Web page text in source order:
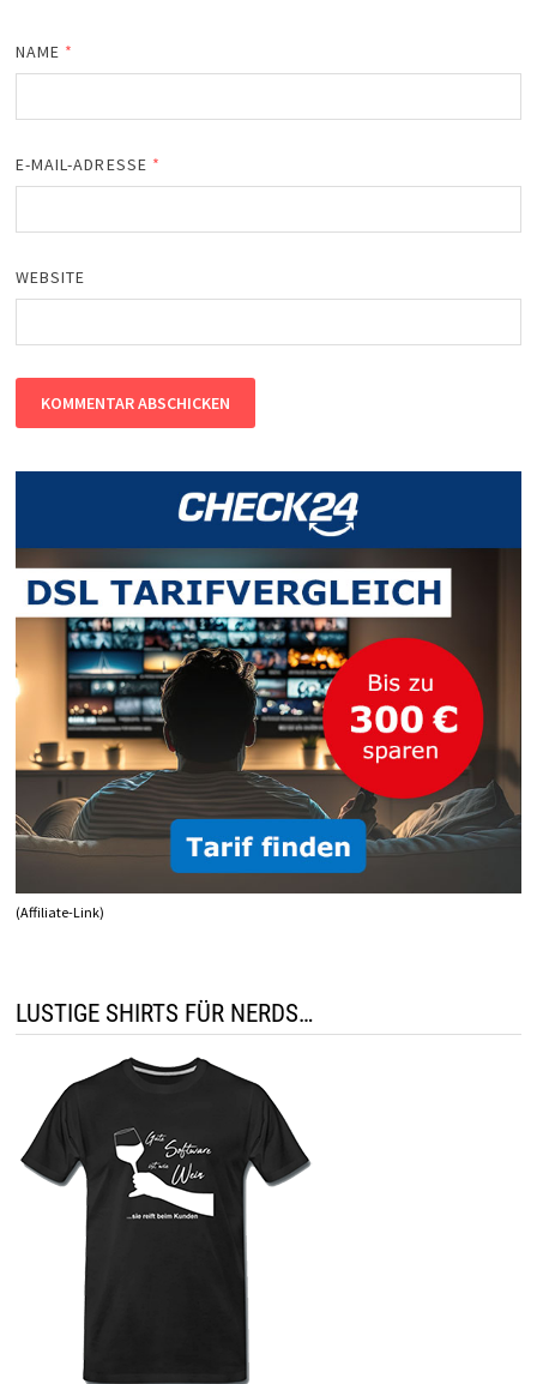
NAME *
E-MAIL-ADRESSE *
WEBSITE
(Affiliate-Link)
LUSTIGE SHIRTS FÜR NERDS…